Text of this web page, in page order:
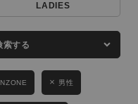
KIDS
LADIES
索する
男性